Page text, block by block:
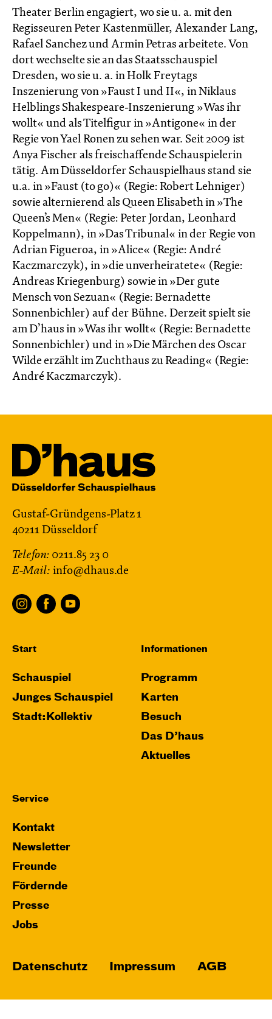
Theater Berlin engagiert, wo sie u. a. mit den
Regisseuren Peter Kastenmüller, Alexander Lang,
Rafael Sanchez und Armin Petras arbeitete. Von
dort wechselte sie an das Staatsschauspiel
Dresden, wo sie u. a. in Holk Freytags
Inszenierung von »Faust I und II«, in Niklaus
Helblings Shakespeare-Inszenierung »Was ihr
wollt« und als Titelfigur in »Antigone« in der
Regie von Yael Ronen zu sehen war. Seit 2009 ist
Anya Fischer als freischaffende Schauspielerin
tätig. Am Düsseldorfer Schauspielhaus stand sie
u.a. in »Faust (to go)« (Regie: Robert Lehniger)
sowie alternierend als Queen Elisabeth in »The
Queen’s Men« (Regie: Peter Jordan, Leonhard
Koppelmann), in »Das Tribunal« in der Regie von
Adrian Figueroa, in »Alice« (Regie: André
Kaczmarczyk), in »die unverheiratete« (Regie:
Andreas Kriegenburg) sowie in »Der gute
Mensch von Sezuan« (Regie: Bernadette
Sonnenbichler) auf der Bühne. Derzeit spielt sie
am D’haus in »Was ihr wollt« (Regie: Bernadette
Sonnenbichler) und in »Die Märchen des Oscar
Wilde erzählt im Zucht­haus zu Reading« (Regie:
André Kacz­marc­zyk).
Gustaf-Gründgens-Platz 1
40211 Düsseldorf
Telefon: 0211.85 23 0
E-Mail: info@dhaus.de
Start
Schauspiel
Junges Schauspiel
Stadt:Kollektiv
Informationen
Programm
Karten
Besuch
Das D’haus
Aktuelles
Service
Kontakt
Newsletter
Freunde
Fördernde
Presse
Jobs
Datenschutz Impressum AGB